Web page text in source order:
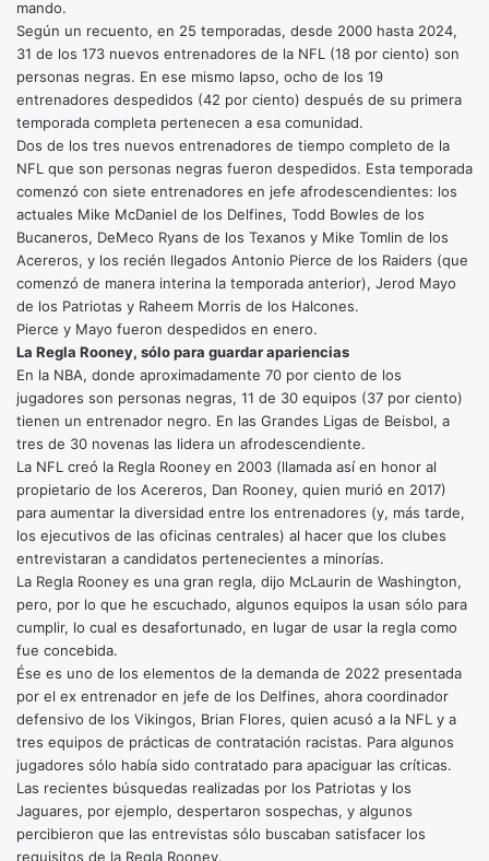
mando.
Según un recuento, en 25 temporadas, desde 2000 hasta 2024,
31 de los 173 nuevos entrenadores de la NFL (18 por ciento) son
personas negras. En ese mismo lapso, ocho de los 19
entrenadores despedidos (42 por ciento) después de su primera
temporada completa pertenecen a esa comunidad.
Dos de los tres nuevos entrenadores de tiempo completo de la
NFL que son personas negras fueron despedidos. Esta temporada
comenzó con siete entrenadores en jefe afrodescendientes: los
actuales Mike McDaniel de los Delfines, Todd Bowles de los
Bucaneros, DeMeco Ryans de los Texanos y Mike Tomlin de los
Acereros, y los recién llegados Antonio Pierce de los Raiders (que
comenzó de manera interina la temporada anterior), Jerod Mayo
de los Patriotas y Raheem Morris de los Halcones.
Pierce y Mayo fueron despedidos en enero.
La Regla Rooney, sólo para guardar apariencias
En la NBA, donde aproximadamente 70 por ciento de los
jugadores son personas negras, 11 de 30 equipos (37 por ciento)
tienen un entrenador negro. En las Grandes Ligas de Beisbol, a
tres de 30 novenas las lidera un afrodescendiente.
La NFL creó la Regla Rooney en 2003 (llamada así en honor al
propietario de los Acereros, Dan Rooney, quien murió en 2017)
para aumentar la diversidad entre los entrenadores (y, más tarde,
los ejecutivos de las oficinas centrales) al hacer que los clubes
entrevistaran a candidatos pertenecientes a minorías.
La Regla Rooney es una gran regla, dijo McLaurin de Washington,
pero, por lo que he escuchado, algunos equipos la usan sólo para
cumplir, lo cual es desafortunado, en lugar de usar la regla como
fue concebida.
Ése es uno de los elementos de la demanda de 2022 presentada
por el ex entrenador en jefe de los Delfines, ahora coordinador
defensivo de los Vikingos, Brian Flores, quien acusó a la NFL y a
tres equipos de prácticas de contratación racistas. Para algunos
jugadores sólo había sido contratado para apaciguar las críticas.
Las recientes búsquedas realizadas por los Patriotas y los
Jaguares, por ejemplo, despertaron sospechas, y algunos
percibieron que las entrevistas sólo buscaban satisfacer los
requisitos de la Regla Rooney.